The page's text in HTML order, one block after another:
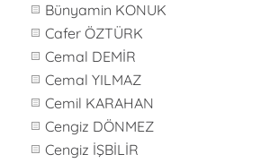
Bünyamin KONUK
Cafer ÖZTÜRK
Cemal DEMİR
Cemal YILMAZ
Cemil KARAHAN
Cengiz DÖNMEZ
Cengiz İŞBİLİR